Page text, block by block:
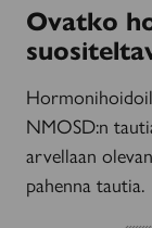
Ovatko
NMOSD:n
arvellaan
pahenna tautia.